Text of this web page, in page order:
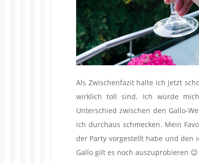
Als Zwischenfazit halte ich jetzt
wirklich toll sind. Ich würde
Unterschied zwischen den Gallo-
ich durchaus schmecken. Mein
der Party vorgestellt habe und den
Gallo gilt es noch auszuprobieren 😉